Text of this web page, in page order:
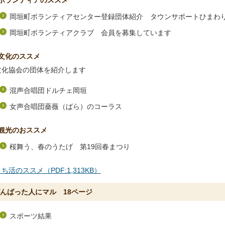
岡垣町ボランティアセンター登録団体紹介 タウンサポートひまわ
岡垣町ボランティアクラブ 会員を募集しています
化のススメ
化協会の団体を紹介します
混声合唱団ドルチェ岡垣
女声合唱団薔薇（ばら）のコーラス
光のおススメ
桜舞う、春のうたげ 第19回春まつり
活のススメ（PDF:1,313KB）
ばった人にマル 18ページ
スポーツ結果